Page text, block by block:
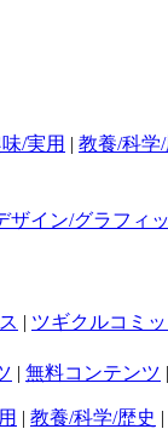
/実用 | 教養/科学
ザイン/グラフィ
| ツギクルコミ
| 無料コンテンツ |
| 教養/科学/歴史 |